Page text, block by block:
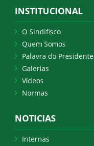
INSTITUCIONAL
O Sindifisco
Quem Somos
Palavra do Presidente
Galerias
Vídeos
Normas
NOTICIAS
Internas